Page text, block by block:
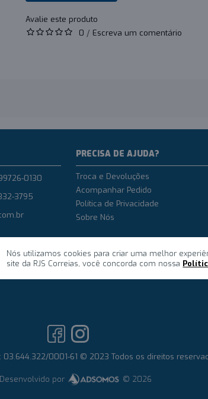
0 / Escreva um comentário
Nós utilizamos cookies para criar uma melhor
site da RJS Correias, você concorda com nossa
0130
3795
12h e das
PRECISA DE AJUDA?
Troca e Devoluções
Acompanhar Pedido
Política de Privacidade
Sobre Nós
03.644.322/0001-61 © 2023 Todos os direitos
Desenvolvido por © 2026